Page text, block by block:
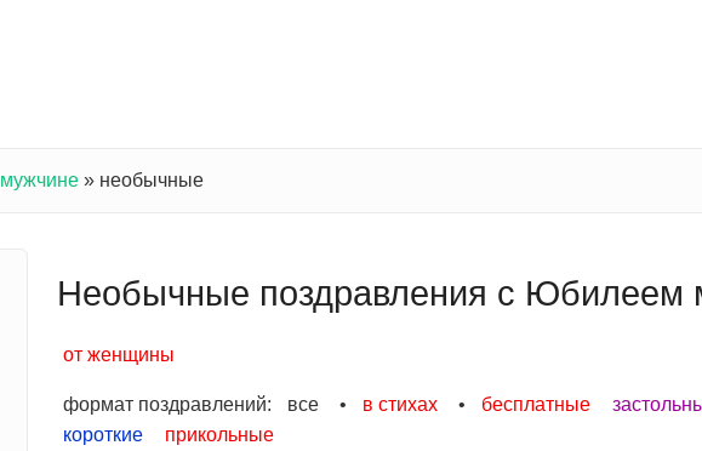
мужчине » необычные
Необычные поздравления с Юбилеем
от женщины
формат поздравлений: все • в стихах • бесплатные
короткие
прикольные